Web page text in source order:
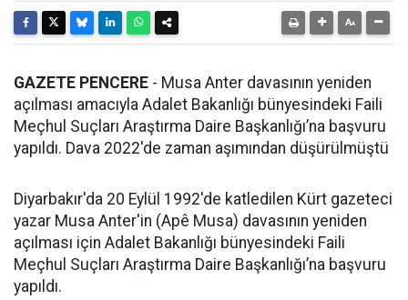
GAZETE PENCERE - Musa Anter davasının yeniden
açılması amacıyla Adalet Bakanlığı bünyesindeki Faili
Meçhul Suçları Araştırma Daire Başkanlığı’na başvuru
yapıldı. Dava 2022'de zaman aşımından düşürülmüştü
Diyarbakır'da 20 Eylül 1992'de katledilen Kürt gazeteci
yazar Musa Anter'in (Apê Musa) davasının yeniden
açılması için Adalet Bakanlığı bünyesindeki Faili
Meçhul Suçları Araştırma Daire Başkanlığı’na başvuru
yapıldı.